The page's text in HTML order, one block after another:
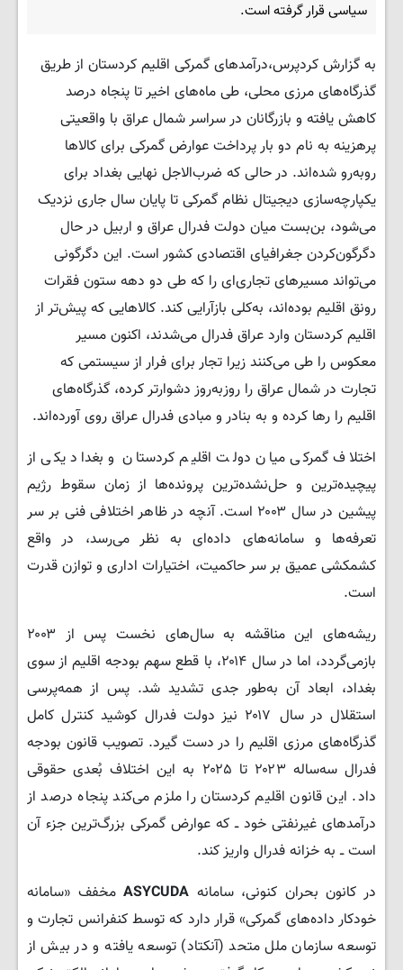
سیاسی قرار گرفته است.
به گزارش کردپرس،درآمدهای گمرکی اقلیم کردستان از طریق
گذرگاه‌های مرزی محلی، طی ماه‌های اخیر تا پنجاه درصد
کاهش یافته و بازرگانان در سراسر شمال عراق با واقعیتی
پرهزینه به نام دو بار پرداخت عوارض گمرکی برای کالاها
روبه‌رو شده‌اند. در حالی که ضرب‌الاجل نهایی بغداد برای
یکپارچه‌سازی دیجیتال نظام گمرکی تا پایان سال جاری نزدیک
می‌شود، بن‌بست میان دولت فدرال عراق و اربیل در حال
دگرگون‌کردن جغرافیای اقتصادی کشور است. این دگرگونی‌
می‌تواند مسیرهای تجاری‌ای را که طی دو دهه ستون فقرات
رونق اقلیم بوده‌اند، به‌کلی بازآرایی کند. کالاهایی که پیش‌تر از
اقلیم کردستان وارد عراق فدرال می‌شدند، اکنون مسیر
معکوس را طی می‌کنند زیرا تجار برای فرار از سیستمی که
تجارت در شمال عراق را روزبه‌روز دشوارتر کرده، گذرگاه‌های
اقلیم را رها کرده و به بنادر و مبادی فدرال عراق روی آورده‌اند.
اختلاف گمرکی میان دولت اقلیم کردستان و بغداد یکی از
پیچیده‌ترین و حل‌نشده‌ترین پرونده‌ها از زمان سقوط رژیم
پیشین در سال ۲۰۰۳ است. آنچه در ظاهر اختلافی فنی بر سر
تعرفه‌ها و سامانه‌های داده‌ای به نظر می‌رسد، در واقع
کشمکشی عمیق بر سر حاکمیت، اختیارات اداری و توازن قدرت
است.
ریشه‌های این مناقشه به سال‌های نخست پس از ۲۰۰۳
بازمی‌گردد، اما در سال ۲۰۱۴، با قطع سهم بودجه اقلیم از سوی
بغداد، ابعاد آن به‌طور جدی تشدید شد. پس از همه‌پرسی
استقلال در سال ۲۰۱۷ نیز دولت فدرال کوشید کنترل کامل
گذرگاه‌های مرزی اقلیم را در دست گیرد. تصویب قانون بودجه
فدرال سه‌ساله ۲۰۲۳ تا ۲۰۲۵ به این اختلاف بُعدی حقوقی
داد. این قانون اقلیم کردستان را ملزم می‌کند پنجاه درصد از
درآمدهای غیرنفتی خود ــ که عوارض گمرکی بزرگ‌ترین جزء آن
است ــ به خزانه فدرال واریز کند.
در کانون بحران کنونی، سامانه ASYCUDAمخفف «سامانه
خودکار داده‌های گمرکی» قرار دارد که توسط کنفرانس تجارت و
توسعه سازمان ملل متحد (آنکتاد) توسعه یافته و در بیش از